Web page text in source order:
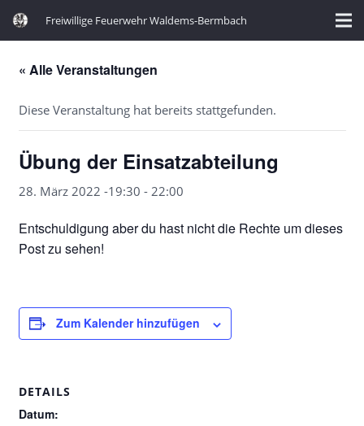
Freiwillige Feuerwehr Waldems-Bermbach
« Alle Veranstaltungen
Diese Veranstaltung hat bereits stattgefunden.
Übung der Einsatzabteilung
28. März 2022 -19:30 - 22:00
Entschuldigung aber du hast nicht die Rechte um dieses
Post zu sehen!
Zum Kalender hinzufügen
DETAILS
Datum: